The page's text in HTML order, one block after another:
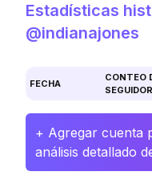
Estadísticas
@indianajones
FECHA
CONTEO
+ Agregar cuenta
análisis detallado